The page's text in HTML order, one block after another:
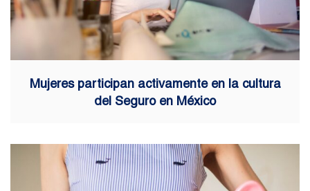
Mujeres participan activamente en la cultura
del Seguro en México